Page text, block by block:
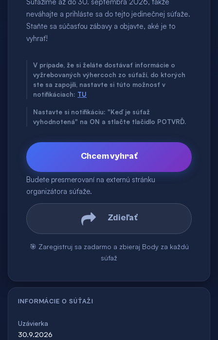
Súťažíme až do 30. septembra 2026, takže
neváhajte a prihláste sa do tejto jedinečnej súťaže.
Staňte sa súčasťou zábavy a objavte, aké je to
vyhrať!
V prípade, že si želáte dostávať informácie o
vyžrebovaných výhercoch zo súťaží, do ktorých
ste sa zapojili, nastavte si túto možnosť v
notifikáciach: TU
Nastavte si notifikáciu: "Keď je súťaž
vyhodnotená" na ON a stlačte tlačidlo POTVRĎ.
Chcem vyhrať
Budete presmerovaní na externú stránku
organizátora súťaže.
Zdieľať
🎯 Zaregistruj sa zadarmo a zbieraj Body za každú
súťaž
INFORMÁCIE O SÚŤAŽI
Uzávierka
30.9.2026